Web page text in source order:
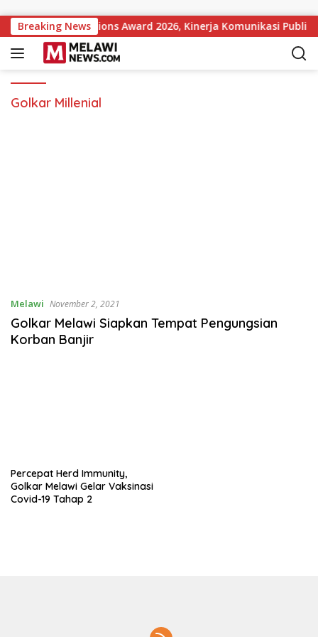
Breaking NewsInstitutions Award 2026, Kinerja Komunikasi Publik
Golkar Millenial
Melawi November 2, 2021
Golkar Melawi Siapkan Tempat Pengungsian
Korban Banjir
Percepat Herd Immunity,
Golkar Melawi Gelar Vaksinasi
Covid-19 Tahap 2